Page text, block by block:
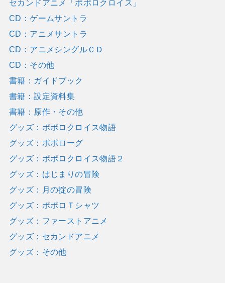
セカンドアニメ「ポポロクロイス」
CD：ゲームサントラ
CD：アニメサントラ
CD：アニメシングルＣＤ
CD：その他
書籍：ガイドブック
書籍：設定資料集
書籍：原作・その他
グッズ：ポポロクロイス物語
グッズ：ポポローグ
グッズ：ポポロクロイス物語２
グッズ：はじまりの冒険
グッズ：月の掟の冒険
グッズ：ポポロＴシャツ
グッズ：ファーストアニメ
グッズ：セカンドアニメ
グッズ：その他